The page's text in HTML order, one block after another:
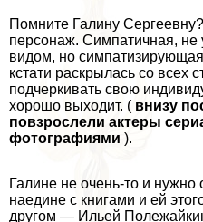
Помните Галину
персонаж. Симпатичная,
видом, но
кстати раскрылась со всех
подчеркивать свою
хорошо выходит. ( внизу
повзрослели актеры
фотографиями ).
Галине не очень-то и
наедине с книгами и ей
другом — Ильей